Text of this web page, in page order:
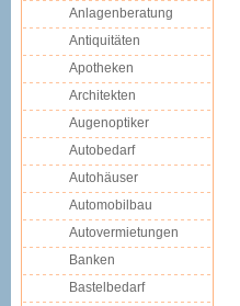
Anlagenberatung
Antiquitäten
Apotheken
Architekten
Augenoptiker
Autobedarf
Autohäuser
Automobilbau
Autovermietungen
Banken
Bastelbedarf